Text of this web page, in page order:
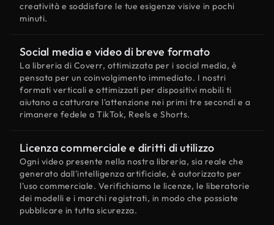
creatività e soddisfare le tue esigenze visive in pochi
minuti.
Social media e video di breve formato
La libreria di Coverr, ottimizzata per i social media, è
pensata per un coinvolgimento immediato. I nostri
formati verticali e ottimizzati per dispositivi mobili ti
aiutano a catturare l'attenzione nei primi tre secondi e a
rimanere fedele a TikTok, Reels e Shorts.
Licenza commerciale e diritti di utilizzo
Ogni video presente nella nostra libreria, sia reale che
generato dall'intelligenza artificiale, è autorizzato per
l'uso commerciale. Verifichiamo le licenze, le liberatorie
dei modelli e i marchi registrati, in modo che possiate
pubblicare in tutta sicurezza.